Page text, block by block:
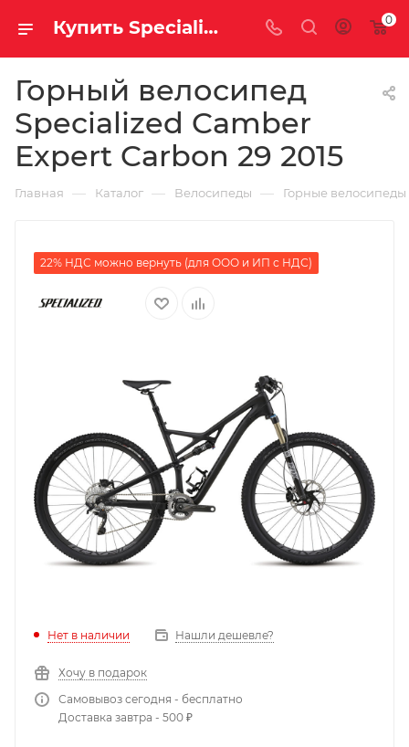
Купить Specialized Camber Expert Carbon 29 2015 за рублей, а со скидкой 0
Горный велосипед
Specialized Camber
Expert Carbon 29 2015
Главная — Каталог — Велосипеды — Горные велосипеды
22% НДС можно вернуть (для ООО и ИП с НДС)
Нет в наличии Нашли дешевле?
Хочу в подарок
Самовывоз сегодня - бесплатно
Доставка завтра - 500 ₽